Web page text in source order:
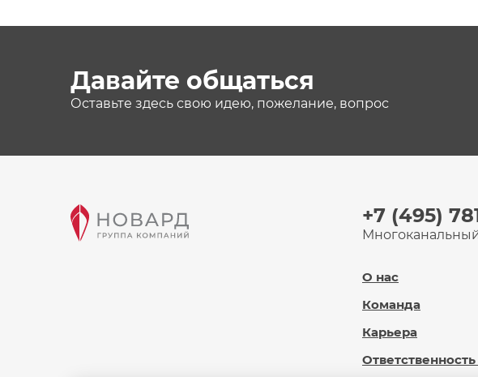
Давайте общаться
Оставьте здесь свою идею, пожелание, вопрос
+7 (495)
О нас
Команда
Карьера